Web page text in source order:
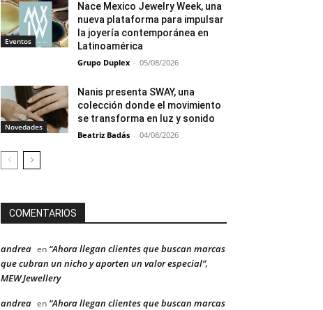
Eventos
Nace Mexico Jewelry Week, una
nueva plataforma para impulsar
la joyería contemporánea en
Latinoamérica
Grupo Duplex - 05/08/2026
Novedades
Nanis presenta SWAY, una
colección donde el movimiento
se transforma en luz y sonido
Beatriz Badás - 04/08/2026
COMENTARIOS
andrea en “Ahora llegan clientes que buscan marcas
que cubran un nicho y aporten un valor especial”,
MEW Jewellery
andrea en “Ahora llegan clientes que buscan marcas